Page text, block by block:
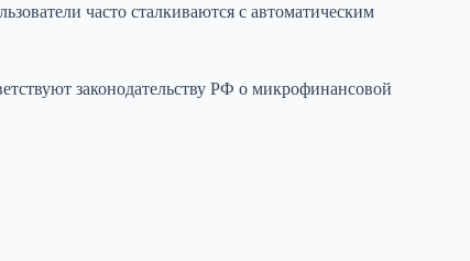
часто сталкиваются с автоматическим
законодательству РФ о микрофинансовой